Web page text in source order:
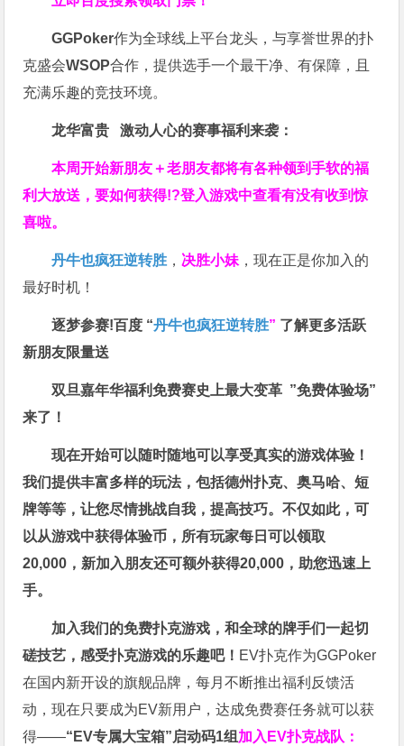
GGPoker作为全球线上平台龙头，与享誉世界的扑
克盛会WSOP合作，提供选手一个最干净、有保障，且
充满乐趣的竞技环境。
龙华富贵 激动人心的赛事福利来袭：
本周开始新朋友＋老朋友都将有各种领到手软的福
利大放送，要如何获得!?登入游戏中查看有没有收到惊
喜啦。
丹牛也疯狂逆转胜 ， 决胜小妹 ，现在正是你加入的
最好时机！
逐梦参赛!百度 “丹牛也疯狂逆转胜” 了解更多活跃
新朋友限量送
双旦嘉年华福利免费赛史上最大变革 ”免费体验场”
来了！
现在开始可以随时随地可以享受真实的游戏体验！
我们提供丰富多样的玩法，包括德州扑克、奥马哈、短
牌等等，让您尽情挑战自我，提高技巧。不仅如此，可
以从游戏中获得体验币，所有玩家每日可以领取
20,000，新加入朋友还可额外获得20,000，助您迅速上
手。
加入我们的免费扑克游戏，和全球的牌手们一起切
磋技艺，感受扑克游戏的乐趣吧！ EV扑克作为GGPoker
在国内新开设的旗舰品牌，每月不断推出福利反馈活
动，现在只要成为EV新用户，达成免费赛任务就可以获
得——“EV专属大宝箱”启动码1组 加入EV扑克战队：